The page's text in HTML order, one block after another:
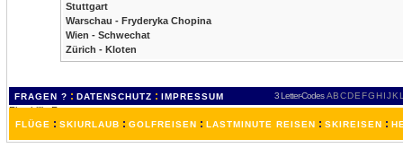
Stuttgart
Warschau - Fryderyka Chopina
Wien - Schwechat
Zürich - Kloten
FRAGEN ? : DATENSCHUTZ : IMPRESSUM 3 Letter-Codes ABCDEFGH IJKL
FLÜGE : SKIURLAUB : GOLFREISEN : LASTMINUTE REISEN : SKIREISEN :